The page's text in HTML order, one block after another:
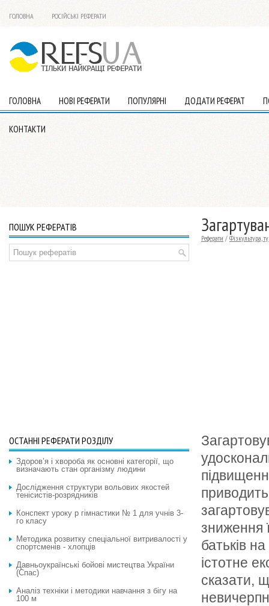
ГОЛОВНА РОСІЙСЬКІ РЕФЕРАТИ
ГОЛОВНА НОВІ РЕФЕРАТИ ПОПУЛЯРНІ ДОДАТИ РЕФЕРАТ
КОНТАКТИ
Реферати / Фізкультура,
зниження
батьків
істотне
сказати,
ПОШУК РЕФЕРАТІВ
ОСТАННІ РЕФЕРАТИ РОЗДІЛУ
Здоров’я і хвороба як основні категорії, що
визначають стан організму людини
Дослідження структури вольових якостей
тенісистів-розрядників
Конспект уроку p гімнастики № 1 для учнів 3-
го класу
Методика розвитку спеціальної витривалості у
спортсменів - хлопців
Давньоукраїнські бойові мистецтва України
(Спас)
Аналіз техніки і методики навчання з бігу на
100 м